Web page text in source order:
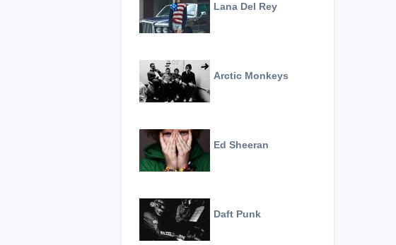
Lana Del Rey
Arctic Monkeys
Ed Sheeran
Daft Punk